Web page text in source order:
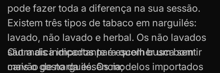
pode fazer toda a diferença na sua sessão.
Existem três tipos de tabaco em narguilés:
lavado, não lavado e herbal. Os não lavados
são mais indicados para quem busca sentir
mais o gosto da essência;
Outra dica importante é escolher um bom
carvão de narguilé. Os modelos importados